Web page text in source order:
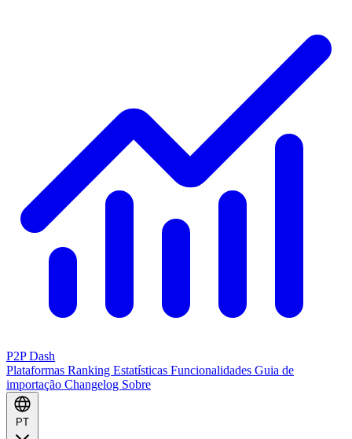
P2P Dash
Plataformas Ranking Estatísticas Funcionalidades Guia de
importação Changelog Sobre
PT